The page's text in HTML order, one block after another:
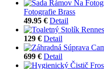
Fotografie Brass
49.95 € Detail
129 € Detail
699 € Detail